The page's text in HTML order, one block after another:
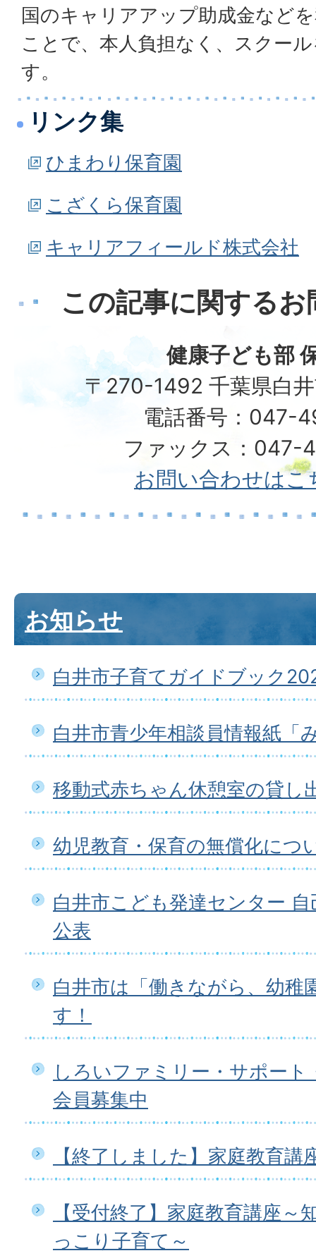
国のキャリアアップ助成金など
ことで、本人負担なく、スクー
す。
リンク集
ひまわり保育園
こざくら保育園
キャリアフィールド株式会社
この記事に関する
健康子ども部
〒270-1492 千葉県白
電話番号：047-
ファックス：047-
お問い合わせはこ
お知らせ
白井市子育てガイドブック
白井市青少年相談員情報紙「
移動式赤ちゃん休憩室の貸し
幼児教育・保育の無償化につ
白井市こども発達センター
公表
白井市は「働きながら、幼稚
す！
しろいファミリー・サポート
会員募集中
【終了しました】家庭教育講
【受付終了】家庭教育講座～
っこり子育て～